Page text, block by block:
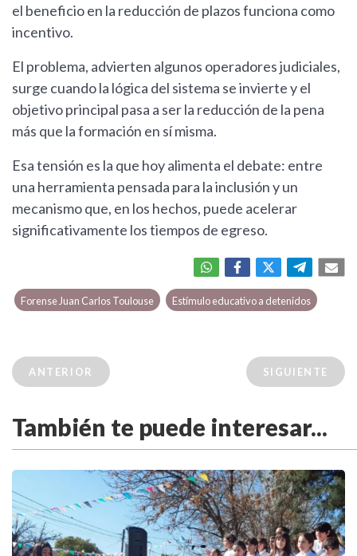
el beneficio en la reducción de plazos funciona como
incentivo.
El problema, advierten algunos operadores judiciales,
surge cuando la lógica del sistema se invierte y el
objetivo principal pasa a ser la reducción de la pena
más que la formación en sí misma.
Esa tensión es la que hoy alimenta el debate: entre
una herramienta pensada para la inclusión y un
mecanismo que, en los hechos, puede acelerar
significativamente los tiempos de egreso.
Forense Juan Carlos Toulouse Estímulo educativo a detenidos
ANTERIOR SIGUIENTE
También te puede interesar...